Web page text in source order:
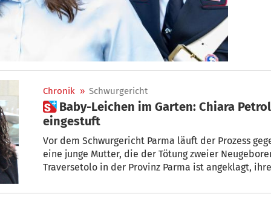
Chronik » Schwurgericht
 Baby-Leichen im Garten: Chiara Petrolini als zurechnungsfähig
eingestuft
Vor dem Schwurgericht Parma läuft der Prozess
eine junge Mutter, die der Tötung zweier
Traversetolo in der Provinz Parma ist angeklagt,
Abstand. Ihr droht lebenslange Haft.